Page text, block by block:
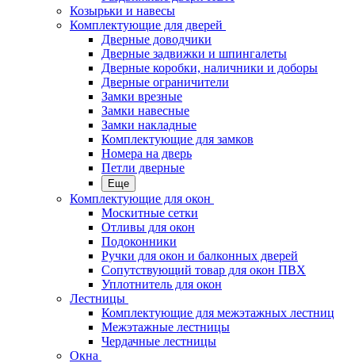
Козырьки и навесы
Комплектующие для дверей
Дверные доводчики
Дверные задвижки и шпингалеты
Дверные коробки, наличники и доборы
Дверные ограничители
Замки врезные
Замки навесные
Замки накладные
Комплектующие для замков
Номера на дверь
Петли дверные
Еще
Комплектующие для окон
Москитные сетки
Отливы для окон
Подоконники
Ручки для окон и балконных дверей
Сопутствующий товар для окон ПВХ
Уплотнитель для окон
Лестницы
Комплектующие для межэтажных лестниц
Межэтажные лестницы
Чердачные лестницы
Окна